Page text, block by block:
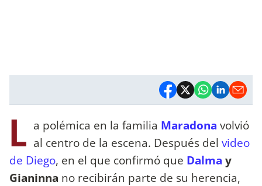
L a polémica en la familia Maradona volvió
al centro de la escena. Después del video
de Diego, en el que confirmó que Dalma y
Gianinna no recibirán parte de su herencia,